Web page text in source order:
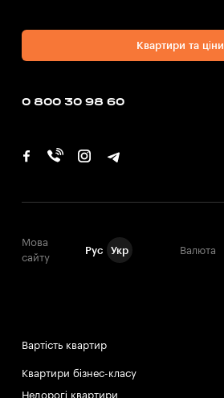
Квартири та ціни
0 800 30 98 60
Мова
сайту
Рус Укр Валюта
Вартість квартир
Квартири бізнес-класу
Недорогі квартири